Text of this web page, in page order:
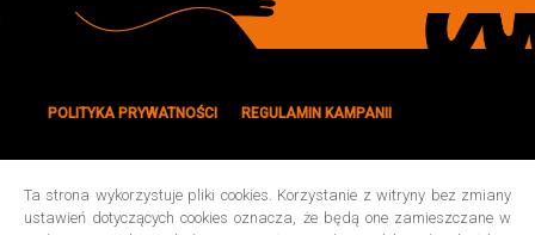
Ta strona wykorzystuje pliki cookies. Korzystanie z witryny bez zmiany
ustawień dotyczących cookies oznacza, że będą one zamieszczane w
POLITYKA PRYWATNOŚCI REGULAMIN KAMPANII